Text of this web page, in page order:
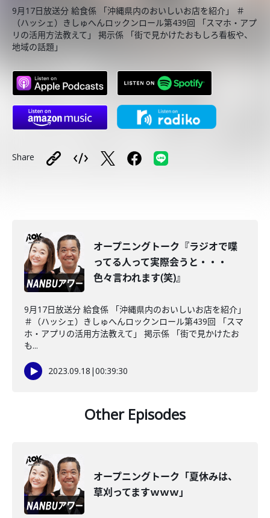
9月17日放送分 給食係 「沖縄県内のおいしいお店を紹介」 ＃
（ハッシェ）きしゅへんロックンロール第439回 「スマホ・アプ
リの活用方法教えて」 掲示係 「街で見かけたおもしろ看板や、
地域の話題」
Share
オープニングトーク『ラジオで喋
ってる人って実際会うと・・・
色々言われます(笑)』
9月17日放送分 給食係 「沖縄県内のおいしいお店を紹介」
＃（ハッシェ）きしゅへんロックンロール第439回 「スマ
ホ・アプリの活用方法教えて」 掲示係 「街で見かけたお
も...
2023.09.18 |00:39:30
Other Episodes
オープニングトーク「夏休みは、
草刈ってますｗｗｗ」